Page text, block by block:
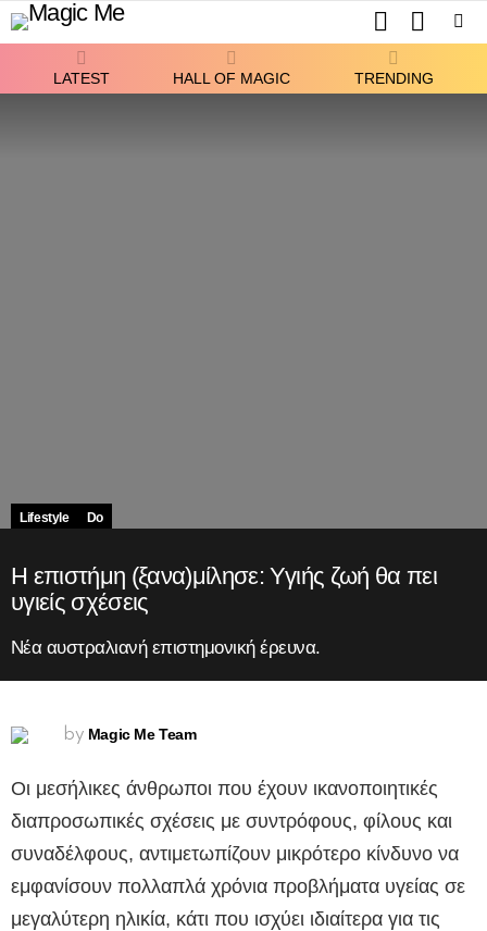
SWITCH
SKIN
LATEST HALL OF MAGIC TRENDING
Lifestyle Do
Η επιστήμη (ξανα)μίλησε: Υγιής ζωή θα πει
υγιείς σχέσεις
Νέα αυστραλιανή επιστημονική έρευνα.
by Magic Me Team
Οι μεσήλικες άνθρωποι που έχουν ικανοποιητικές
διαπροσωπικές σχέσεις με συντρόφους, φίλους και
συναδέλφους, αντιμετωπίζουν μικρότερο κίνδυνο να
εμφανίσουν πολλαπλά χρόνια προβλήματα υγείας σε
μεγαλύτερη ηλικία, κάτι που ισχύει ιδιαίτερα για τις